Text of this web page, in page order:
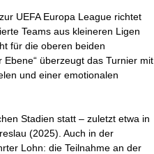
UEFA Europa League richtet
Teams aus kleineren Ligen
für die oberen beiden
überzeugt das Turnier mit
und einer emotionalen
Stadien statt – zuletzt etwa in
(2025). Auch in der
Lohn: die Teilnahme an der